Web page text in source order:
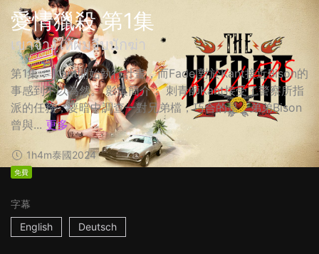
愛情獵殺 第1集
เขาจ้างให้ผมจีบนักฆ่า
第1集： Kant開始執行計畫，而Fadel對於Kant接近Bison的
事感到不以為然。 影集簡介： 刺青師Kant接受了警察所指
派的任務，要暗中調查一對兄弟檔，巧合的是，弟弟Bison
曾與... 更多
1h4m泰國2024
免費
字幕
English
Deutsch